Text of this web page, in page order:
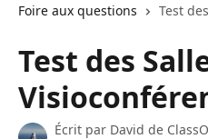
Foire aux questions
Test
Test des
Écrit par David de